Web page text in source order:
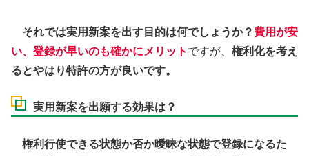
それでは実用新案を出す目的は何でしょうか？費用が安
い、登録が早いのも確かにメリット ですが、 権利化を考え
るとやはり特許の方が良いです。
実用新案を出願する効果は？
権利行使できる状態か否か曖昧な状態で登録になるた